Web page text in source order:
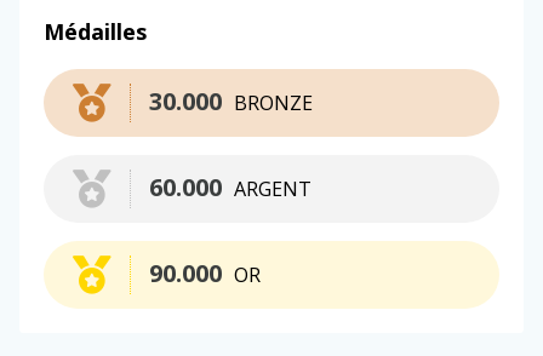
Médailles
BRONZE
30.000
ARGENT
60.000
OR
90.000